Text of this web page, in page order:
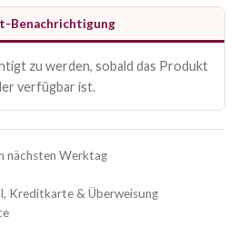
Benachrichtigung
zu werden, sobald das Produkt
verfügbar ist.
nächsten Werktag
Kreditkarte & Überweisung